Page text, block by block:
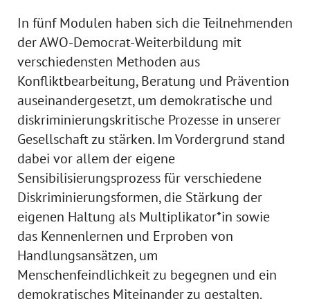
In fünf Modulen haben sich die Teilnehmenden
der AWO-Democrat-Weiterbildung mit
verschiedensten Methoden aus
Konfliktbearbeitung, Beratung und Prävention
auseinandergesetzt, um demokratische und
diskriminierungskritische Prozesse in unserer
Gesellschaft zu stärken. Im Vordergrund stand
dabei vor allem der eigene
Sensibilisierungsprozess für verschiedene
Diskriminierungsformen, die Stärkung der
eigenen Haltung als Multiplikator*in sowie
das Kennenlernen und Erproben von
Handlungsansätzen, um
Menschenfeindlichkeit zu begegnen und ein
demokratisches Miteinander zu gestalten.